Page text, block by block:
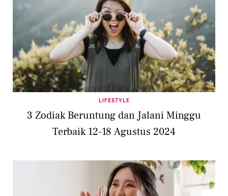
LIFESTYLE
3 Zodiak Beruntung dan Jalani Minggu
Terbaik 12-18 Agustus 2024